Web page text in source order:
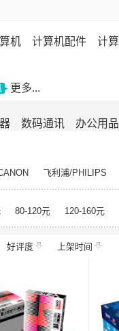
机 计算机配件 计
存储设备
数码通讯 办公用品
更多...
飞利浦/PHILIPS
映美/Jolimark
理想/
高品乐/GOLDEN
科思特 高品乐
理想之
森博 丽印 金锐
80-120元 120-160元
好评度 上架时间